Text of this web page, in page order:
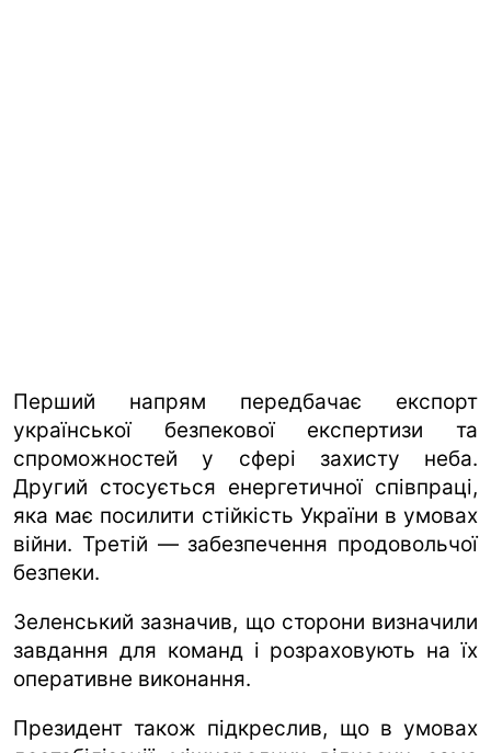
Перший напрям передбачає експорт
української безпекової експертизи та
спроможностей у сфері захисту неба.
Другий стосується енергетичної співпраці,
яка має посилити стійкість України в умовах
війни. Третій — забезпечення продовольчої
безпеки.
Зеленський зазначив, що сторони визначили
завдання для команд і розраховують на їх
оперативне виконання.
Президент також підкреслив, що в умовах